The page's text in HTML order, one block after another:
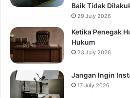
Baik Tidak
29 July 2026
Ketika Penegak
Hukum
23 July 2026
Jangan Ingin
17 July 2026